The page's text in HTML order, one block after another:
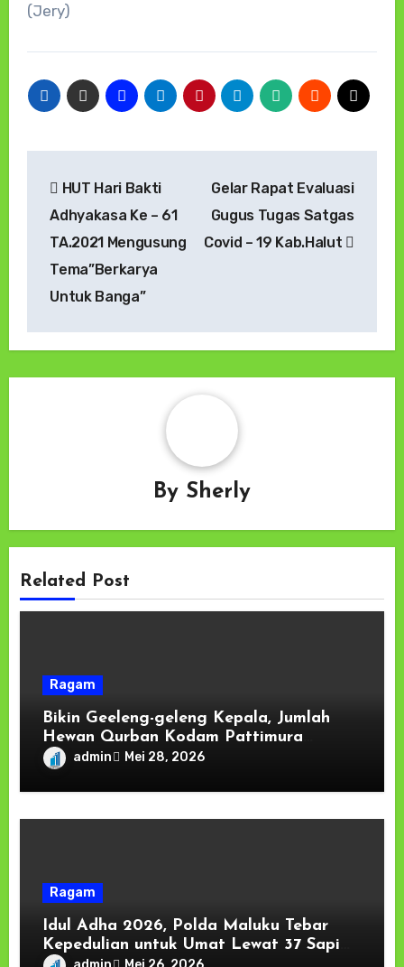
(Jery)
pos
HUT Hari Bakti
Adhyakasa Ke – 61
TA.2021 Mengusung
Tema”Berkarya
Untuk Banga”
Gelar Rapat Evaluasi
Gugus Tugas Satgas
Covid – 19 Kab.Halut
By Sherly
Related Post
Ragam
Bikin Geeleng-geleng Kepala, Jumlah
Hewan Qurban Kodam Pattimura
Tembus 78 Ekor.
admin Mei 28, 2026
Ragam
Idul Adha 2026, Polda Maluku Tebar
Kepedulian untuk Umat Lewat 37 Sapi